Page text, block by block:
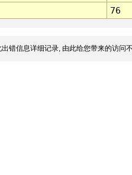
76
错信息详细记录, 由此给您带来的访问